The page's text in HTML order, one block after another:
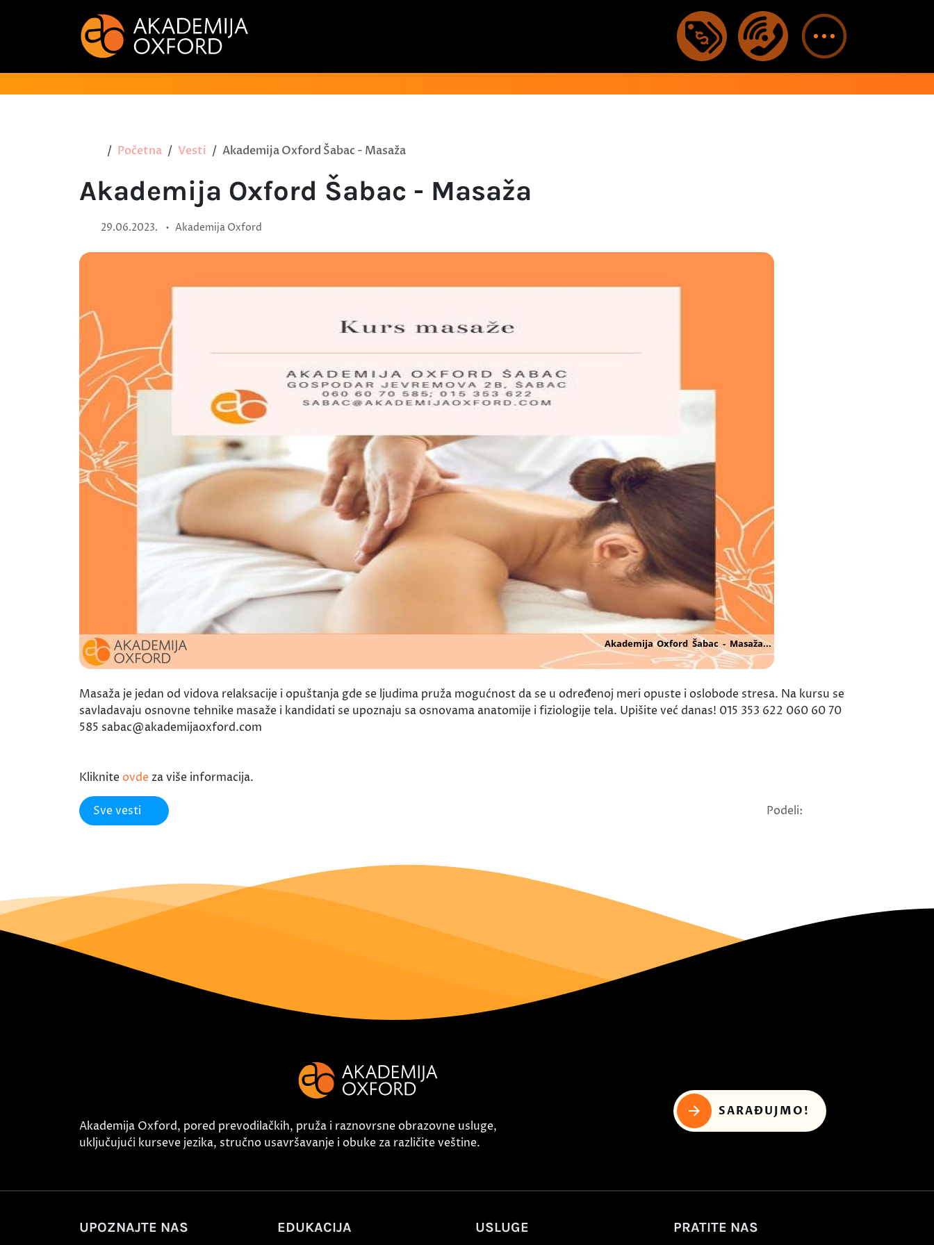
Početna Vesti Akademija Oxford Šabac - Masaža
Akademija Oxford Šabac - Masaža
29.06.2023. • Akademija Oxford
Masaža je jedan od vidova relaksacije i opuštanja gde se ljudima pruža mogućnost da se u određenoj meri opuste i oslobode stresa. Na kursu se
savladavaju osnovne tehnike masaže i kandidati se upoznaju sa osnovama anatomije i fiziologije tela. Upišite već danas! 015 353 622 060 60 70
585 sabac@akademijaoxford.com
Kliknite ovde za više informacija.
Sve vesti Podeli:
Akademija Oxford, pored prevodilačkih, pruža i raznovrsne obrazovne usluge,
uključujući kurseve jezika, stručno usavršavanje i obuke za različite veštine.
SARAĐUJMO!
UPOZNAJTE NAS EDUKACIJA USLUGE PRATITE NAS